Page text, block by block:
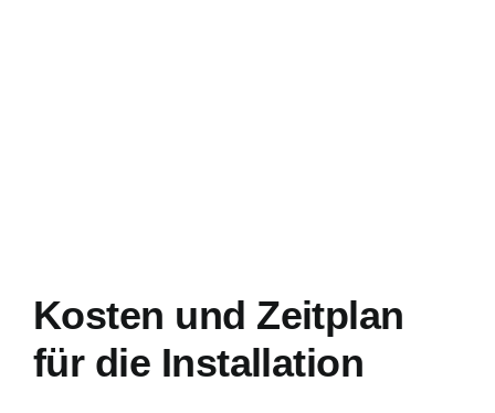
Kosten und Zeitplan
für die Installation